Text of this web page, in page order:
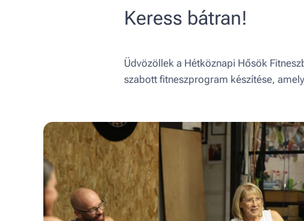
Keress bátran!
Üdvözöllek a Hétköznapi Hősök
szabott fitneszprogram készítése,